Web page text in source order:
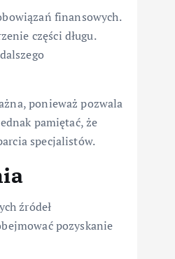
finansowych.
części długu.
ponieważ pozwala
pamiętać, że
specjalistów.
źródeł
pozyskanie